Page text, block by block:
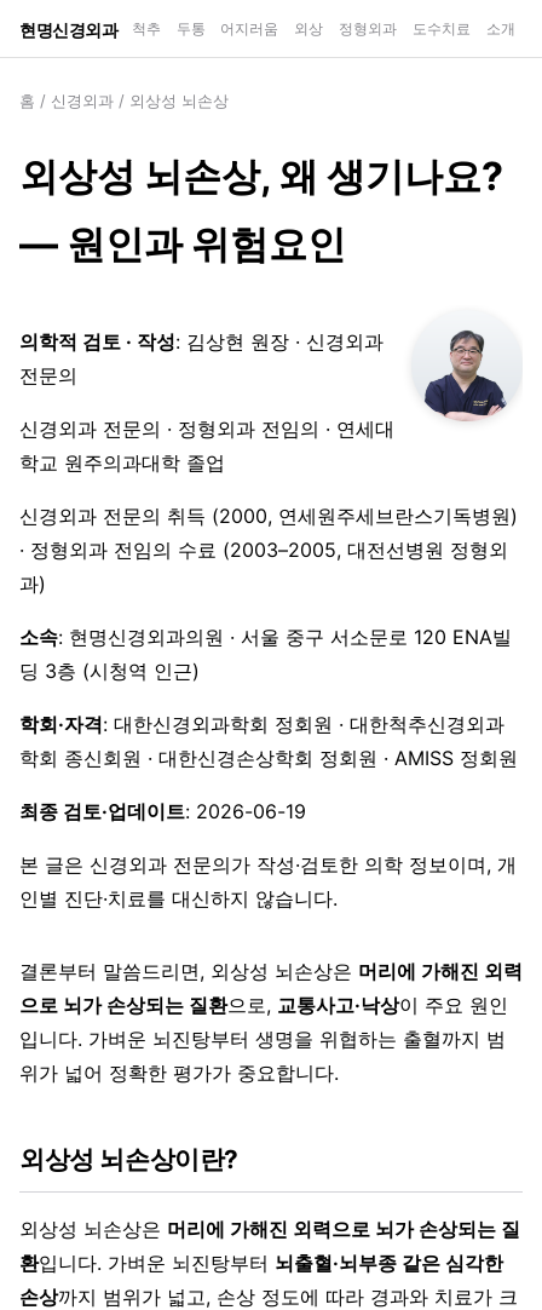
현명신경외과 척추 두통 어지러움 외상 정형외과 도수치료 소개
홈 / 신경외과 / 외상성 뇌손상
외상성 뇌손상, 왜 생기나요?
— 원인과 위험요인
의학적 검토 · 작성: 김상현 원장 · 신경외과
전문의
신경외과 전문의 · 정형외과 전임의 · 연세대
학교 원주의과대학 졸업
신경외과 전문의 취득 (2000, 연세원주세브란스기독병원)
· 정형외과 전임의 수료 (2003–2005, 대전선병원 정형외
과)
소속: 현명신경외과의원 · 서울 중구 서소문로 120 ENA빌
딩 3층 (시청역 인근)
학회·자격: 대한신경외과학회 정회원 · 대한척추신경외과
학회 종신회원 · 대한신경손상학회 정회원 · AMISS 정회원
최종 검토·업데이트: 2026-06-19
본 글은 신경외과 전문의가 작성·검토한 의학 정보이며, 개
인별 진단·치료를 대신하지 않습니다.
결론부터 말씀드리면, 외상성 뇌손상은 머리에 가해진 외력
으로 뇌가 손상되는 질환으로, 교통사고·낙상이 주요 원인
입니다. 가벼운 뇌진탕부터 생명을 위협하는 출혈까지 범
위가 넓어 정확한 평가가 중요합니다.
외상성 뇌손상이란?
외상성 뇌손상은 머리에 가해진 외력으로 뇌가 손상되는 질
환입니다. 가벼운 뇌진탕부터 뇌출혈·뇌부종 같은 심각한
손상까지 범위가 넓고, 손상 정도에 따라 경과와 치료가 크